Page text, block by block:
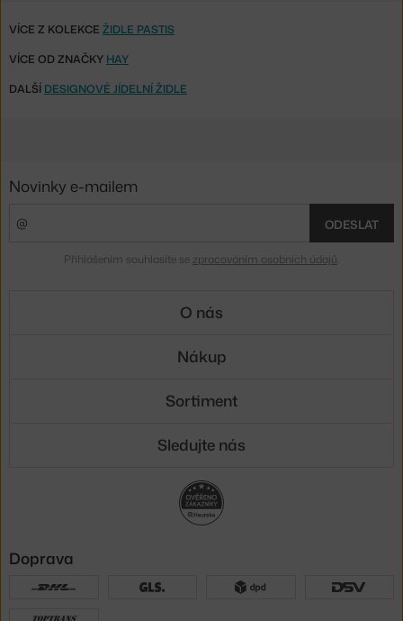
VÍCE Z KOLEKCE ŽIDLE PASTIS
VÍCE OD ZNAČKY HAY
DALŠÍ DESIGNOVÉ JÍDELNÍ ŽIDLE
Novinky e-mailem
ODESLAT
Přihlášením souhlasíte se zpracováním osobních údajů
O nás
Nákup
Sortiment
Sledujte nás
Doprava